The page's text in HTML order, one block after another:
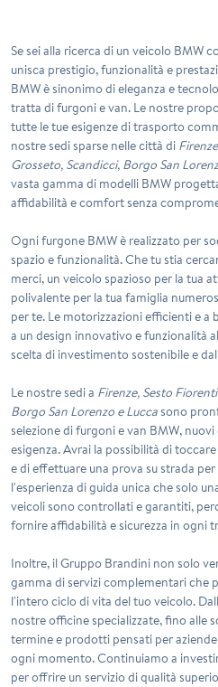
Se sei alla ricerca di un veicolo BMW
unisca prestigio, funzionalità e
BMW è sinonimo di eleganza e
tratta di furgoni e van. Le nostre
tutte le tue esigenze di trasporto
nostre sedi sparse nelle città di
Grosseto, Scandicci, Borgo San
vasta gamma di modelli BMW
affidabilità e comfort senza
Ognifurgone BMWè realizzato per
spazio e funzionalità. Che tu stia
merci, un veicolo spazioso per la tua
polivalente per la tua famiglia
per te. Le motorizzazioni efficienti e a
a un design innovativo e funzionalità
scelta di investimento sostenibile e
Le nostre sedi a Firenze, Sesto
Borgo San Lorenzo e Luccasono
selezione difurgoni e van BMW,
esigenza. Avrai la possibilità di
e di effettuare una prova su strada
l'esperienza di guida unica che solo
veicoli sono controllati e garantiti,
fornire affidabilità e sicurezza in ogni
Inoltre, ilGruppo Brandini non solo
gamma di servizi complementari
l'intero ciclo di vita del tuo veicolo.
nostre officine specializzate, fino alle
termine e prodotti pensati per
ogni momento. Continuiamo a
per offrire un servizio di qualità